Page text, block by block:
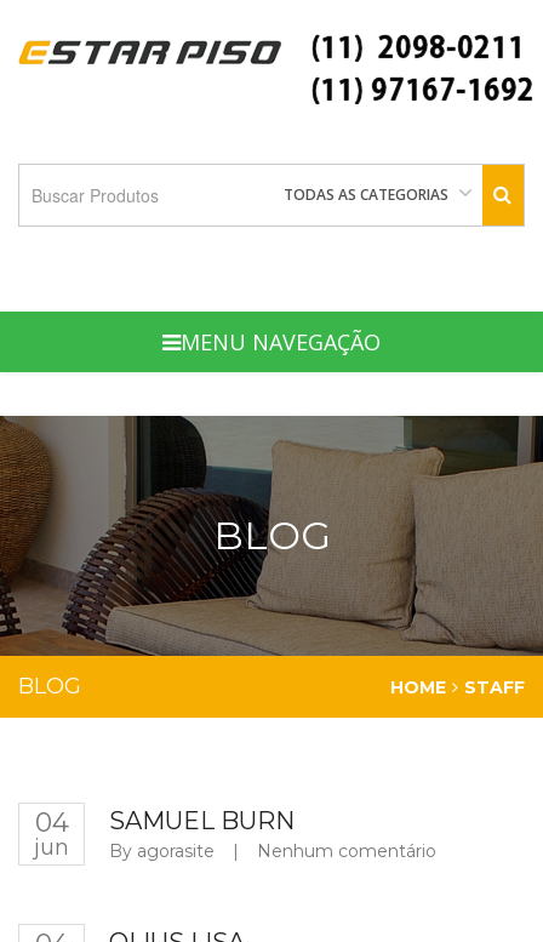
TODAS AS CATEGORIAS
MENU NAVEGAÇÃO
BLOG
BLOG HOME STAFF
04
jun
SAMUEL BURN
By agorasite | Nenhum comentário